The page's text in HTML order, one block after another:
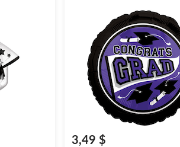
ruban inclus, pour remise des
3,49 $